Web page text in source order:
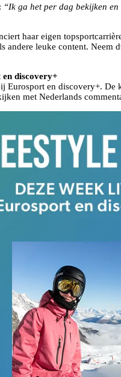
“Ik ga het per dag bekijken
haar eigen
andere leuke content. Neem
discovery+
en discovery+.
met Nederlands